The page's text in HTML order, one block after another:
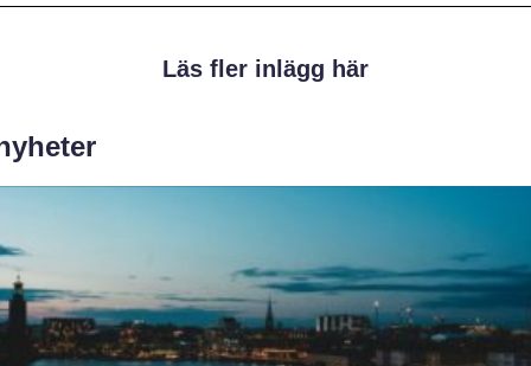
Läs fler inlägg här